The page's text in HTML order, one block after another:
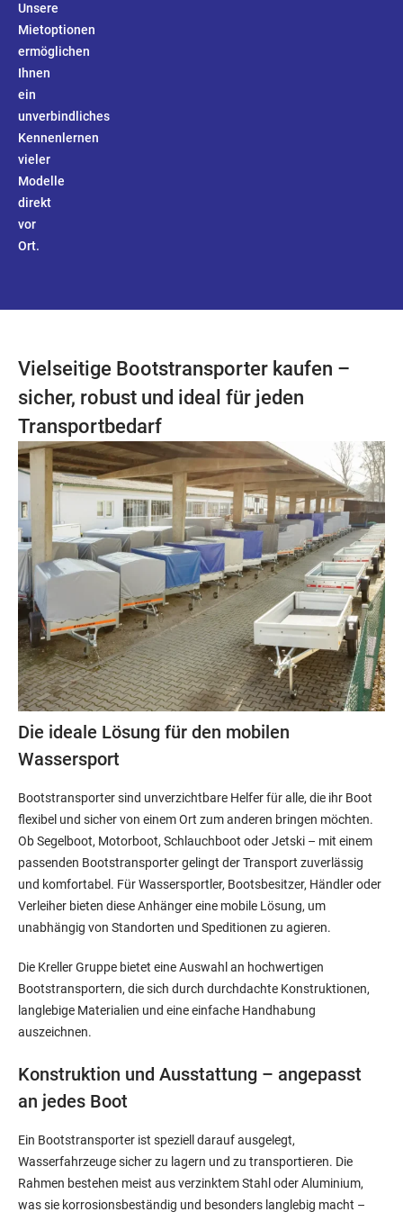
Unsere
Mietoptionen
ermöglichen
Ihnen
ein
unverbindliches
Kennenlernen
vieler
Modelle
direkt
vor
Ort.
Vielseitige Bootstransporter kaufen –
sicher, robust und ideal für jeden
Transportbedarf
Die ideale Lösung für den mobilen
Wassersport
Bootstransporter sind unverzichtbare Helfer für alle, die ihr Boot
flexibel und sicher von einem Ort zum anderen bringen möchten.
Ob Segelboot, Motorboot, Schlauchboot oder Jetski – mit einem
passenden Bootstransporter gelingt der Transport zuverlässig
und komfortabel. Für Wassersportler, Bootsbesitzer, Händler oder
Verleiher bieten diese Anhänger eine mobile Lösung, um
unabhängig von Standorten und Speditionen zu agieren.
Die Kreller Gruppe bietet eine Auswahl an hochwertigen
Bootstransportern, die sich durch durchdachte Konstruktionen,
langlebige Materialien und eine einfache Handhabung
auszeichnen.
Konstruktion und Ausstattung – angepasst
an jedes Boot
Ein Bootstransporter ist speziell darauf ausgelegt,
Wasserfahrzeuge sicher zu lagern und zu transportieren. Die
Rahmen bestehen meist aus verzinktem Stahl oder Aluminium,
was sie korrosionsbeständig und besonders langlebig macht –